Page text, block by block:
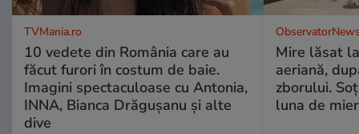
TVMania.ro
10 vedete din România care au
făcut furori în costum de baie.
Imagini spectaculoase cu Antonia,
INNA, Bianca Drăgușanu și alte
dive
Mire lăsat
aeriană,
zborului.
luna de